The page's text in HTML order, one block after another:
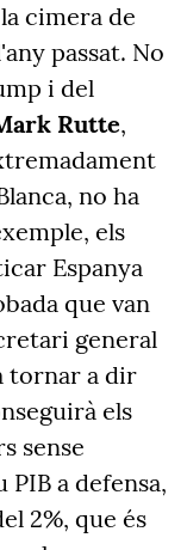
cimera de
passat. No
i del
Rutte,
no ha
els
Espanya
que van
general
tornar a dir
els
sense
PIB a defensa,
2%, que és